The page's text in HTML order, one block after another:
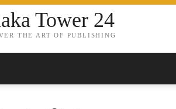
Tower 24
THE ART OF PUBLISHING